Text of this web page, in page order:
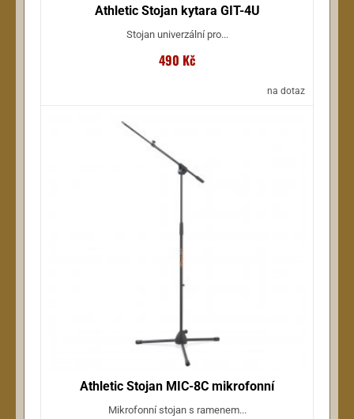
Athletic Stojan kytara GIT-4U
Stojan univerzální pro...
490 Kč
na dotaz
Athletic Stojan MIC-8C mikrofonní
Mikrofonní stojan s ramenem...